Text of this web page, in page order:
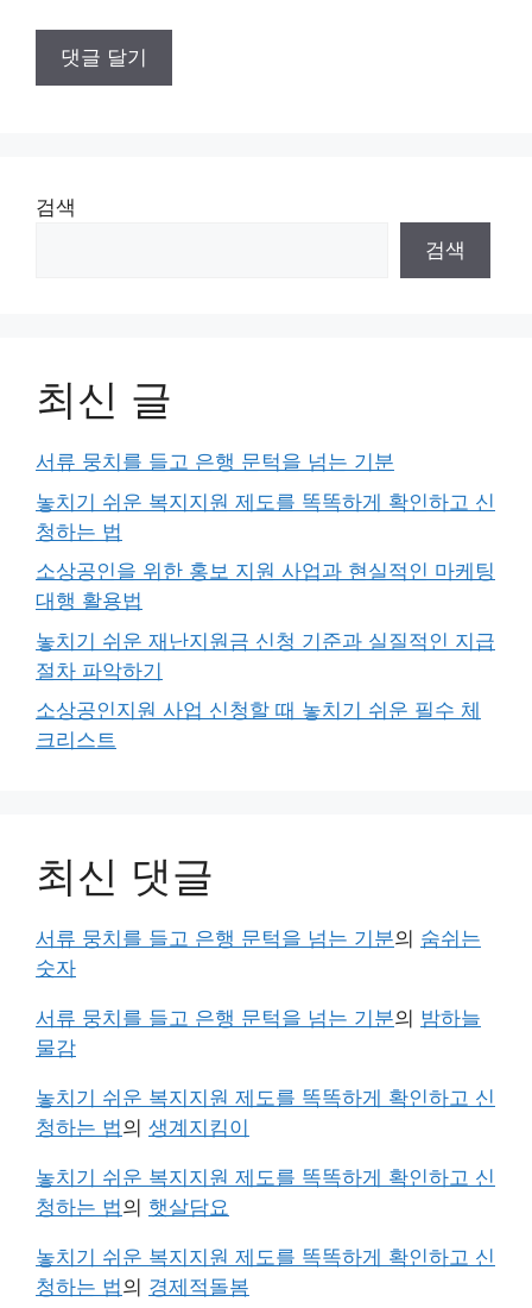
검색
검색
최신 글
서류 뭉치를 들고 은행 문턱을 넘는 기분
놓치기 쉬운 복지지원 제도를 똑똑하게 확인하고 신
청하는 법
소상공인을 위한 홍보 지원 사업과 현실적인 마케팅
대행 활용법
놓치기 쉬운 재난지원금 신청 기준과 실질적인 지급
절차 파악하기
소상공인지원 사업 신청할 때 놓치기 쉬운 필수 체
크리스트
최신 댓글
서류 뭉치를 들고 은행 문턱을 넘는 기분의 숨쉬는
숫자
서류 뭉치를 들고 은행 문턱을 넘는 기분의 밤하늘
물감
놓치기 쉬운 복지지원 제도를 똑똑하게 확인하고 신
청하는 법의 생계지킴이
놓치기 쉬운 복지지원 제도를 똑똑하게 확인하고 신
청하는 법의 햇살담요
놓치기 쉬운 복지지원 제도를 똑똑하게 확인하고 신
청하는 법의 경제적돌봄